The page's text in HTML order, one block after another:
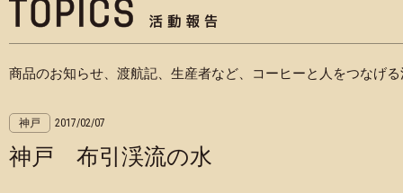
商品のお知らせ、渡航記、生産者など、コーヒーと人をつなげ
神戸 2017/02/07
神戸 布引渓流の水